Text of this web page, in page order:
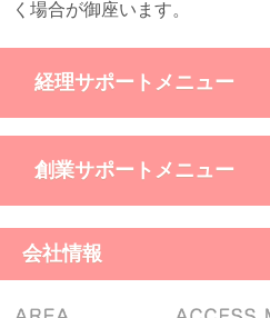
く場合が御座います。
経理サポートメニュー
創業サポートメニュー
会社情報